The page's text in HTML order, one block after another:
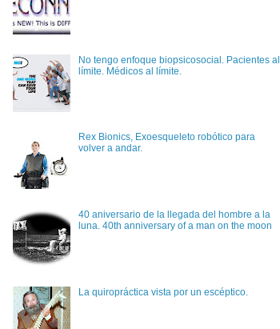
No tengo enfoque biopsicosocial. Pacientes al
límite. Médicos al límite.
Rex Bionics, Exoesqueleto robótico para
volver a andar.
40 aniversario de la llegada del hombre a la
luna. 40th anniversary of a man on the moon
La quiropráctica vista por un escéptico.